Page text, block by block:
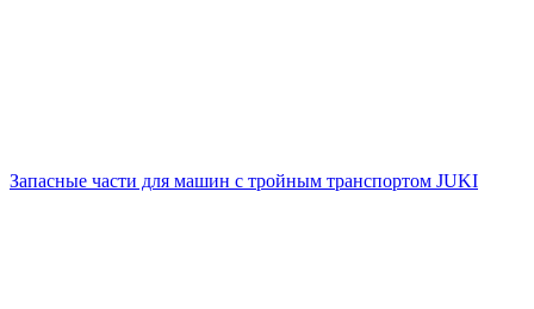
Запасные части для машин с тройным транспортом JUKI